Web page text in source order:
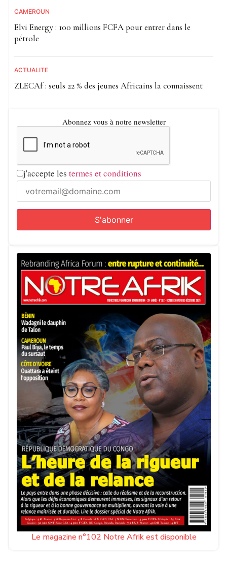
CAMEROUN
Elvi Energy : 100 millions FCFA pour entrer dans le
pétrole
ACTUALITE
ZLECAf : seuls 22 % des jeunes Africains la connaissent
Abonnez vous à notre newsletter
j'accepte les termes et conditions
Le magazine n°102 Notre Afrik est disponible